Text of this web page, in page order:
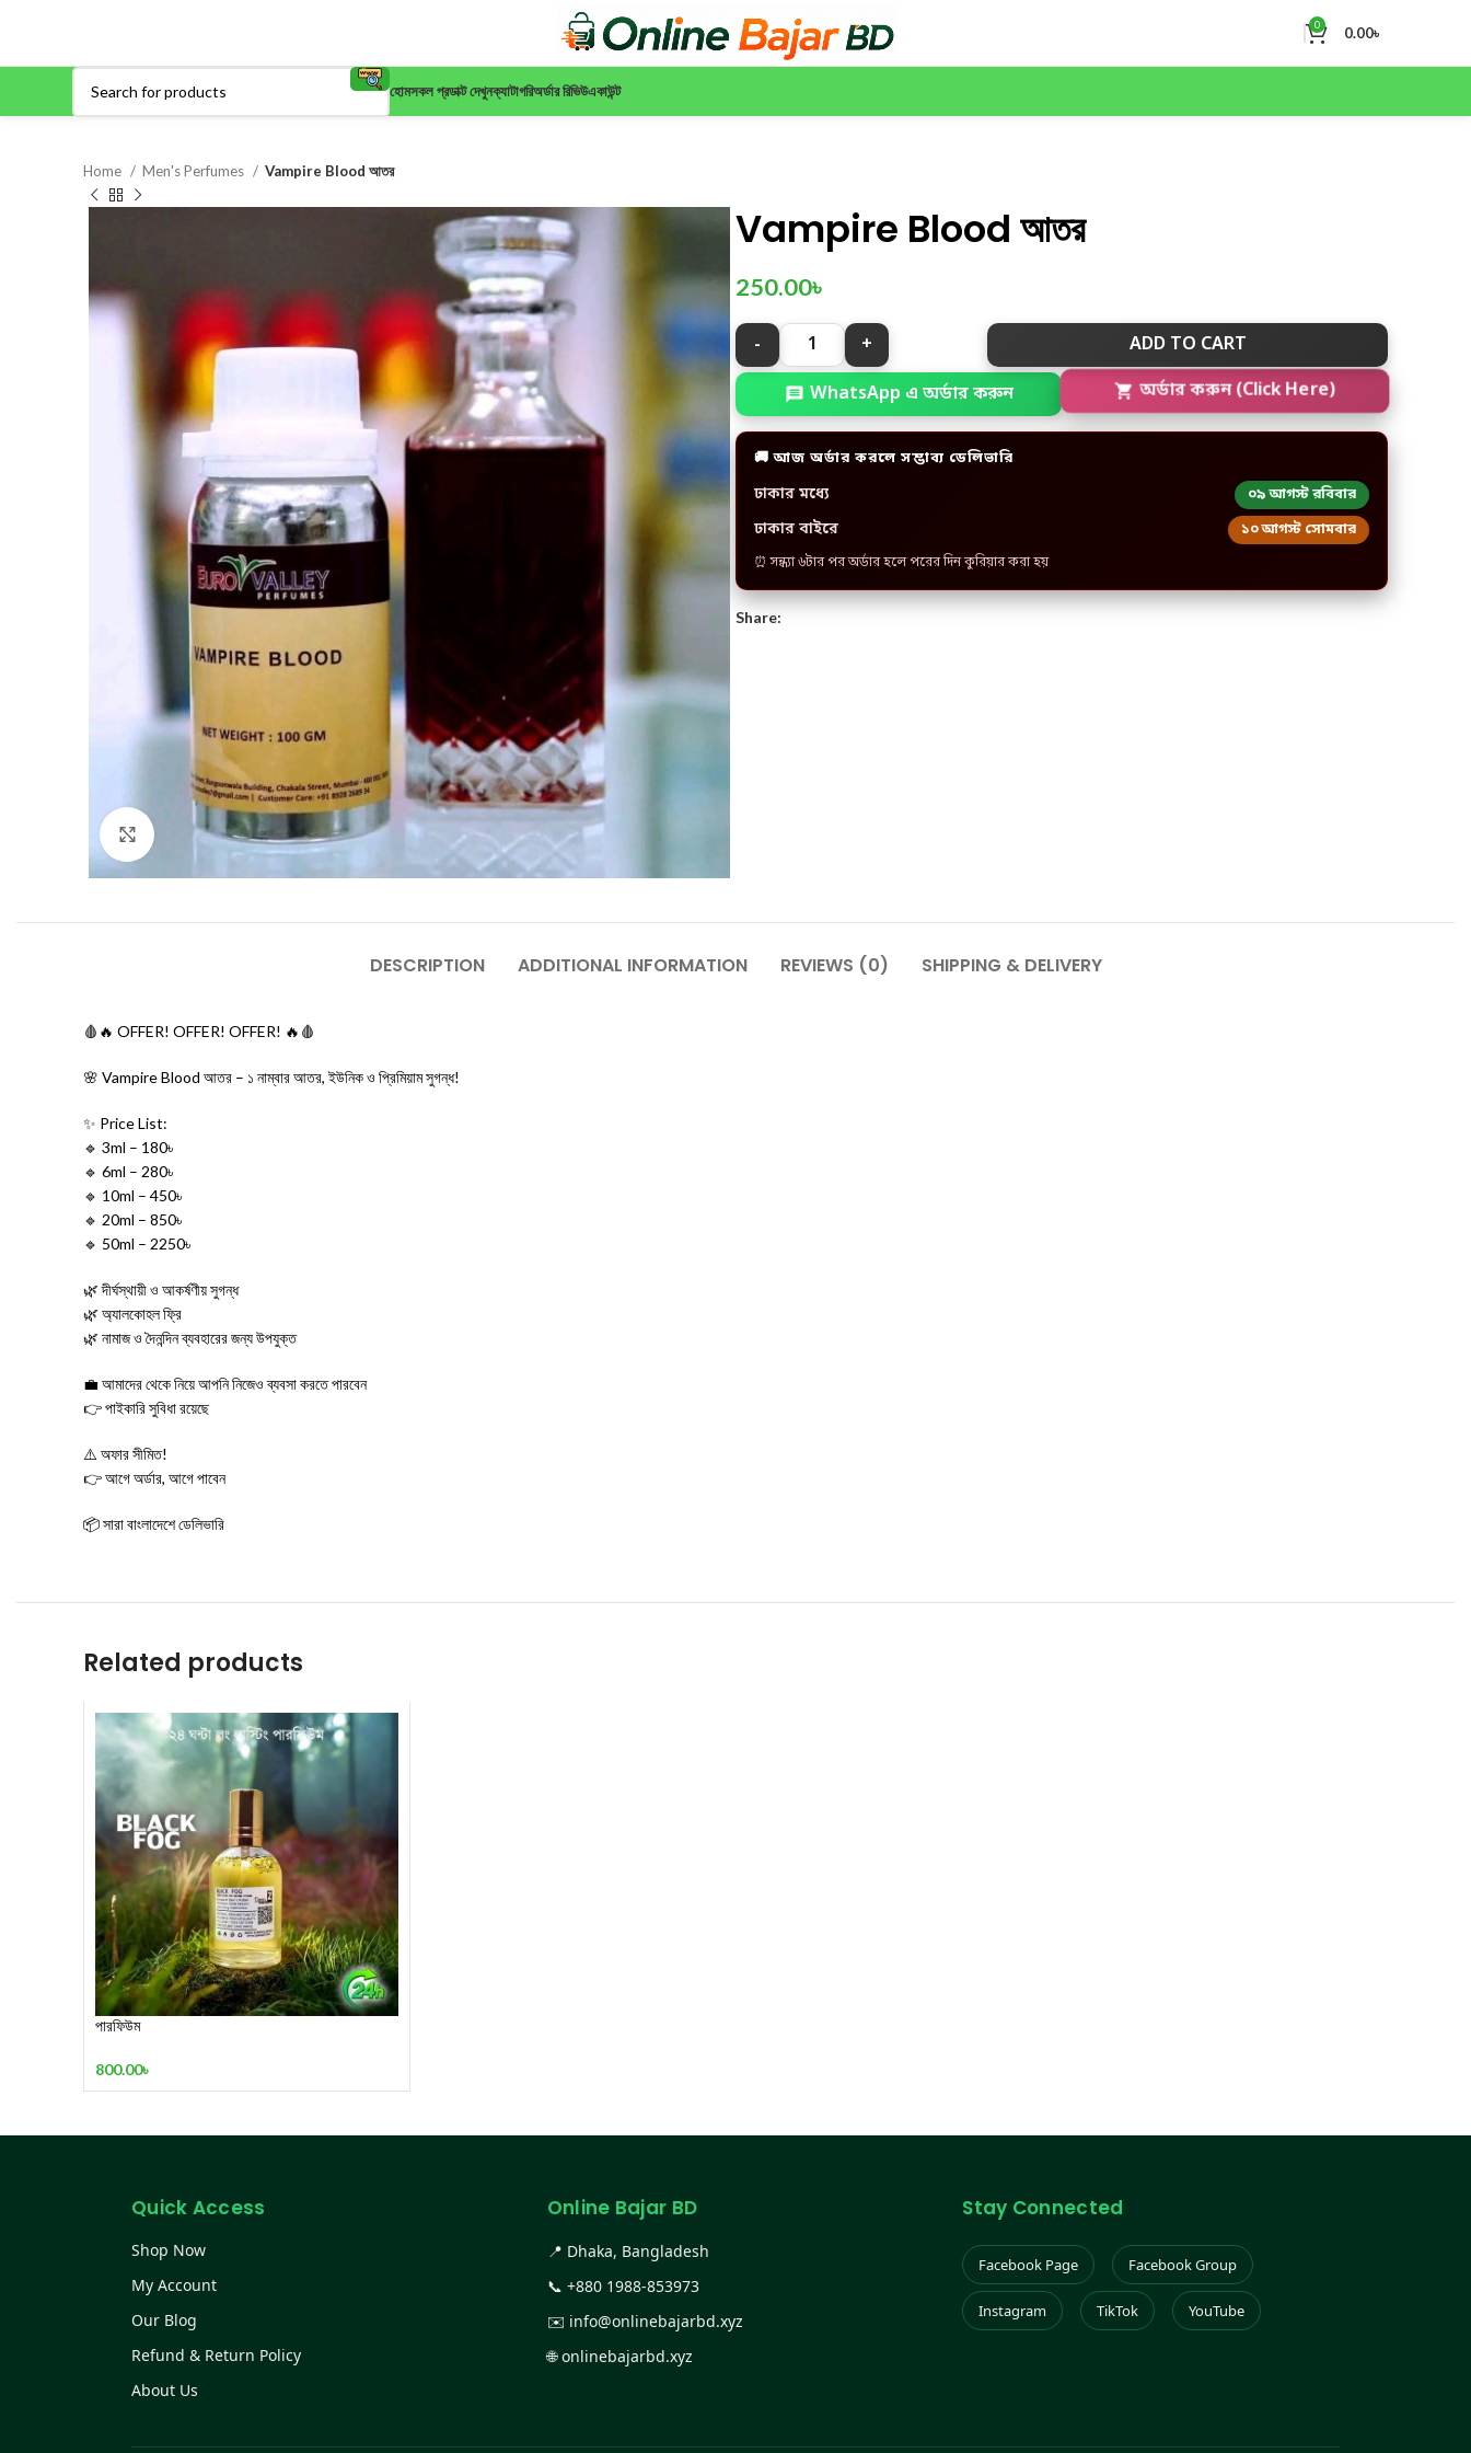
0 0.00৳
হোমসকল প্রডাক্ট দেখুনক্যাটাগরিঅর্ডার রিভিউএকাউন্ট
Home Men's Perfumes Vampire Blood আতর
Click to enlarge
Vampire Blood আতর
250.00৳
ADD TO CART
WhatsApp এ অর্ডার করুন অর্ডার করুন (Click Here)
🚚 আজ অর্ডার করলে সম্ভাব্য ডেলিভারি
ঢাকার মধ্যে ০৯ আগস্ট রবিবার
ঢাকার বাইরে ১০ আগস্ট সোমবার
⏰ সন্ধ্যা ৬টার পর অর্ডার হলে পরের দিন কুরিয়ার করা হয়
Share:
DESCRIPTION ADDITIONAL INFORMATION REVIEWS (0) SHIPPING & DELIVERY
🩸🔥 OFFER! OFFER! OFFER! 🔥🩸
🌸 Vampire Blood আতর – ১ নাম্বার আতর, ইউনিক ও প্রিমিয়াম সুগন্ধ!
✨ Price List:
🔹 3ml – 180৳
🔹 6ml – 280৳
🔹 10ml – 450৳
🔹 20ml – 850৳
🔹 50ml – 2250৳
🌿 দীর্ঘস্থায়ী ও আকর্ষণীয় সুগন্ধ
🌿 অ্যালকোহল ফ্রি
🌿 নামাজ ও দৈনন্দিন ব্যবহারের জন্য উপযুক্ত
💼 আমাদের থেকে নিয়ে আপনি নিজেও ব্যবসা করতে পারবেন
👉 পাইকারি সুবিধা রয়েছে
⚠️ অফার সীমিত!
👉 আগে অর্ডার, আগে পাবেন
📦 সারা বাংলাদেশে ডেলিভারি
Related products
পারফিউম
800.00৳
Quick Access
Shop Now
My Account
Our Blog
Refund & Return Policy
About Us
Online Bajar BD
📍 Dhaka, Bangladesh
📞 +880 1988-853973
✉️ info@onlinebajarbd.xyz
🌐onlinebajarbd.xyz
Stay Connected
Facebook Page Facebook Group
Instagram TikTok YouTube